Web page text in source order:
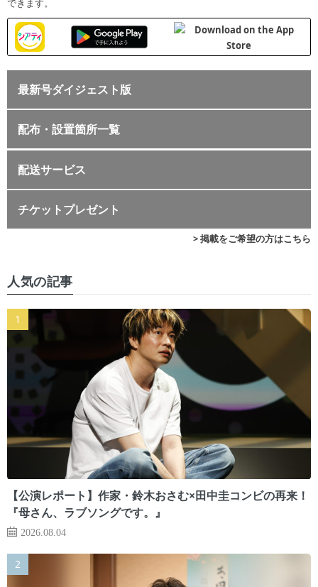
できます。
最新号ダイジェスト版
配布・設置箇所一覧
配送サービス
チケットプレゼント
> 掲載をご希望の方はこちら
人気の記事
【公演レポート】作家・鈴木おさむ×田中圭コンビの再来！
『母さん、ラブソングです。』
2026.08.04